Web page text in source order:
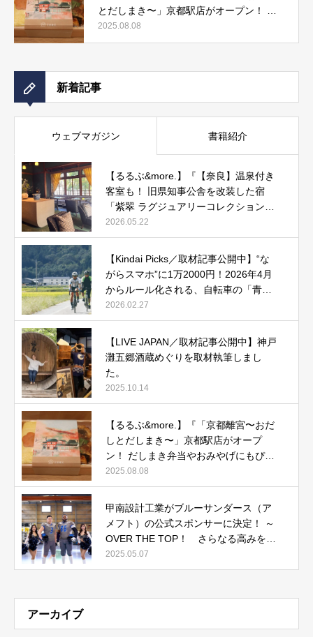
とだしまき〜」京都駅店がオープン！ だ
しまき弁当やおみやげにもぴったりな人気
メニューをご紹介』記事公開中
2025.08.08
新着記事
ウェブマガジン 書籍紹介
【るるぶ&more.】『【奈良】温泉付き
客室も！ 旧県知事公舎を改装した宿
「紫翠 ラグジュアリーコレクションホ
テル 奈良」で贅沢ステイ』
2026.05.22
【Kindai Picks／取材記事公開中】“な
がらスマホ”に1万2000円！2026年4月
からルール化される、自転車の「青切
符」とは？
2026.02.27
【LIVE JAPAN／取材記事公開中】神戸
灘五郷酒蔵めぐりを取材執筆しまし
た。
2025.10.14
【るるぶ&more.】『「京都離宮〜おだ
しとだしまき〜」京都駅店がオープ
ン！ だしまき弁当やおみやげにもぴっ
たりな人気メニューをご紹介』記事公
開中
2025.08.08
甲南設計工業がブルーサンダース（ア
メフト）の公式スポンサーに決定！ ～
OVER THE TOP！ さらなる高みを目
指して～
2025.05.07
アーカイブ